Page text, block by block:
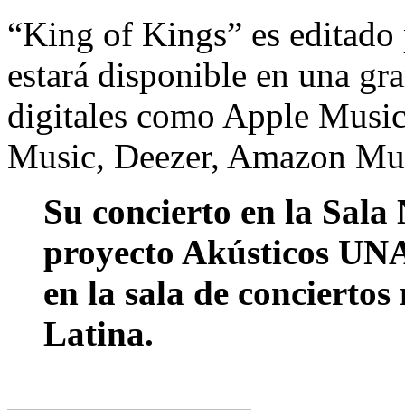
“King of Kings” es
estará disponible en una
digitales como Apple
Music, Deezer, Amazon
Su concierto en la
proyecto Akústicos
en la sala de
Latina.